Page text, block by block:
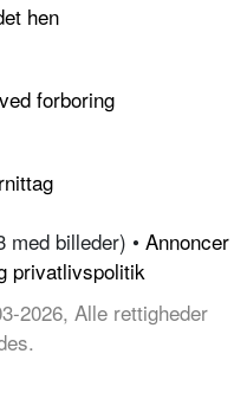
hen
forboring
med billeder) • Annoncer
privatlivspolitik
2026, Alle rettigheder